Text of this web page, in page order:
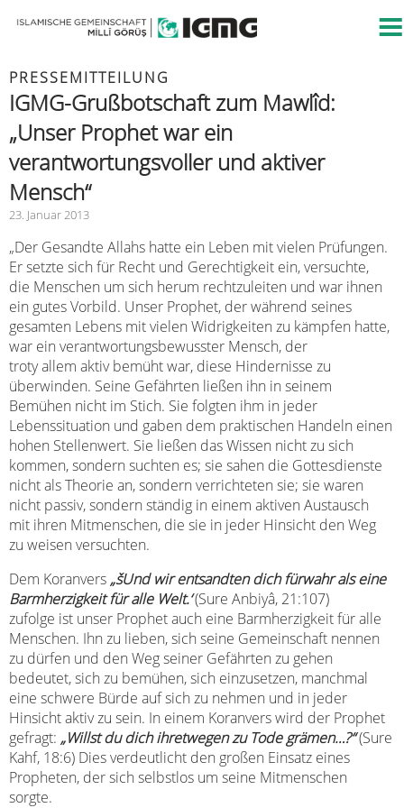
PRESSEMITTEILUNG
IGMG-Grußbotschaft zum Mawlîd:
„Unser Prophet war ein
verantwortungsvoller und aktiver
Mensch“
23. Januar 2013
„Der Gesandte Allahs hatte ein Leben mit vielen Prüfungen.
Er setzte sich für Recht und Gerechtigkeit ein, versuchte,
die Menschen um sich herum rechtzuleiten und war ihnen
ein gutes Vorbild. Unser Prophet, der während seines
gesamten Lebens mit vielen Widrigkeiten zu kämpfen hatte,
war ein verantwortungsbewusster Mensch, der
troty allem aktiv bemüht war, diese Hindernisse zu
überwinden. Seine Gefährten ließen ihn in seinem
Bemühen nicht im Stich. Sie folgten ihm in jeder
Lebenssituation und gaben dem praktischen Handeln einen
hohen Stellenwert. Sie ließen das Wissen nicht zu sich
kommen, sondern suchten es; sie sahen die Gottesdienste
nicht als Theorie an, sondern verrichteten sie; sie waren
nicht passiv, sondern ständig in einem aktiven Austausch
mit ihren Mitmenschen, die sie in jeder Hinsicht den Weg
zu weisen versuchten.
Dem Koranvers „šUnd wir entsandten dich fürwahr als eine
Barmherzigkeit für alle Welt.‘(Sure Anbiyâ, 21:107)
zufolge ist unser Prophet auch eine Barmherzigkeit für alle
Menschen. Ihn zu lieben, sich seine Gemeinschaft nennen
zu dürfen und den Weg seiner Gefährten zu gehen
bedeutet, sich zu bemühen, sich einzusetzen, manchmal
eine schwere Bürde auf sich zu nehmen und in jeder
Hinsicht aktiv zu sein. In einem Koranvers wird der Prophet
gefragt: „Willst du dich ihretwegen zu Tode grämen…?“(Sure
Kahf, 18:6) Dies verdeutlicht den großen Einsatz eines
Propheten, der sich selbstlos um seine Mitmenschen
sorgte.